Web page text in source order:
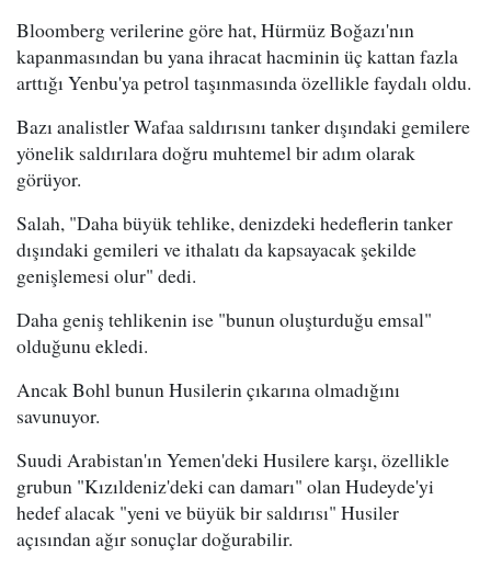
Bloomberg verilerine göre hat, Hürmüz Boğazı'nın
kapanmasından bu yana ihracat hacminin üç kattan fazla
arttığı Yenbu'ya petrol taşınmasında özellikle faydalı oldu.
Bazı analistler Wafaa saldırısını tanker dışındaki gemilere
yönelik saldırılara doğru muhtemel bir adım olarak
görüyor.
Salah, "Daha büyük tehlike, denizdeki hedeflerin tanker
dışındaki gemileri ve ithalatı da kapsayacak şekilde
genişlemesi olur" dedi.
Daha geniş tehlikenin ise "bunun oluşturduğu emsal"
olduğunu ekledi.
Ancak Bohl bunun Husilerin çıkarına olmadığını
savunuyor.
Suudi Arabistan'ın Yemen'deki Husilere karşı, özellikle
grubun "Kızıldeniz'deki can damarı" olan Hudeyde'yi
hedef alacak "yeni ve büyük bir saldırısı" Husiler
açısından ağır sonuçlar doğurabilir.